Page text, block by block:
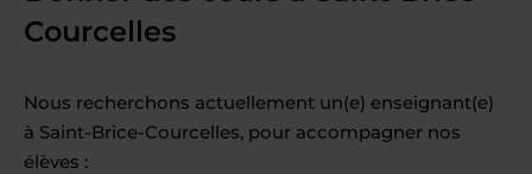
Courcelles
Nous recherchons actuellement un(e) enseignant(e)
à Saint-Brice-Courcelles, pour accompagner nos
élèves :